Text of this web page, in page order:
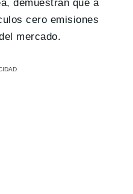
demuestran que a
cero emisiones
mercado.